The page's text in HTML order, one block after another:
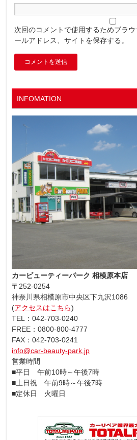
次回のコメントで使用するためブラ
ールアドレス、サイトを保存する。
INFOMATION
カービューティーパーク 相模原本店
〒252-0254
神奈川県相模原市中央区下九沢1086
(アクセスはこちら)
TEL：042-703-0240
FREE：0800-800-4777
FAX：042-703-0241
info@car-beauty-park.jp
営業時間
■平日 午前10時～午後7時
■土日祝 午前9時～午後7時
■定休日 火曜日